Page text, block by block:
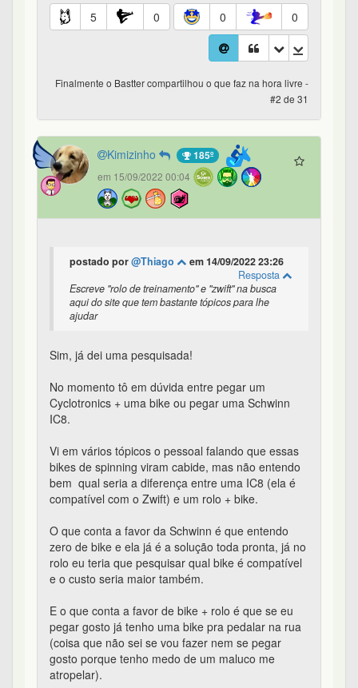
5 0 0 0
Finalmente o Bastter compartilhou o que faz na hora livre -
#2 de 31
Kimizinho 185º
em 15/09/2022 00:04
postado por@Thiago
em 14/09/2022 23:26
Resposta
Escreve "rolo de treinamento" e "zwift" na busca
aqui do site que tem bastante tópicos para lhe
ajudar
Sim, já dei uma pesquisada!
No momento tô em dúvida entre pegar um
Cyclotronics + uma bike ou pegar uma Schwinn
IC8.
Vi em vários tópicos o pessoal falando que essas
bikes de spinning viram cabide, mas não entendo
bem qual seria a diferença entre uma IC8 (ela é
compatível com o Zwift) e um rolo + bike.
O que conta a favor da Schwinn é que entendo
zero de bike e ela já é a solução toda pronta, já no
rolo eu teria que pesquisar qual bike é compatível
e o custo seria maior também.
E o que conta a favor de bike + rolo é que se eu
pegar gosto já tenho uma bike pra pedalar na rua
(coisa que não sei se vou fazer nem se pegar
gosto porque tenho medo de um maluco me
atropelar).